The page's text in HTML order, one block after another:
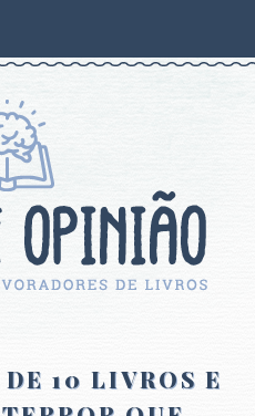
10 LIVROS E